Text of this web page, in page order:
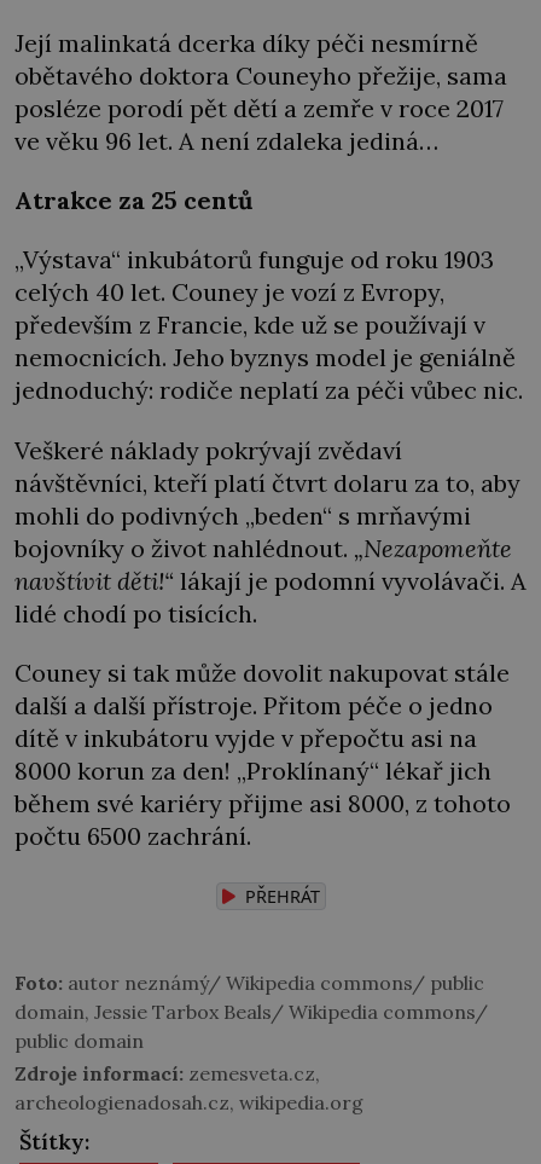
Její malinkatá dcerka díky péči nesmírně
obětavého doktora Couneyho přežije, sama
posléze porodí pět dětí a zemře v roce 2017
ve věku 96 let. A není zdaleka jediná…
Atrakce za 25 centů
„Výstava“ inkubátorů funguje od roku 1903
celých 40 let. Couney je vozí z Evropy,
především z Francie, kde už se používají v
nemocnicích. Jeho byznys model je geniálně
jednoduchý: rodiče neplatí za péči vůbec nic.
Veškeré náklady pokrývají zvědaví
návštěvníci, kteří platí čtvrt dolaru za to, aby
mohli do podivných „beden“ s mrňavými
bojovníky o život nahlédnout. „Nezapomeňte
navštívit děti!“ lákají je podomní vyvolávači. A
lidé chodí po tisících.
Couney si tak může dovolit nakupovat stále
další a další přístroje. Přitom péče o jedno
dítě v inkubátoru vyjde v přepočtu asi na
8000 korun za den! „Proklínaný“ lékař jich
během své kariéry přijme asi 8000, z tohoto
počtu 6500 zachrání.
PŘEHRÁT
Foto: autor neznámý/ Wikipedia commons/ public
domain, Jessie Tarbox Beals/ Wikipedia commons/
public domain
Zdroje informací: zemesveta.cz,
archeologienadosah.cz, wikipedia.org
Štítky: